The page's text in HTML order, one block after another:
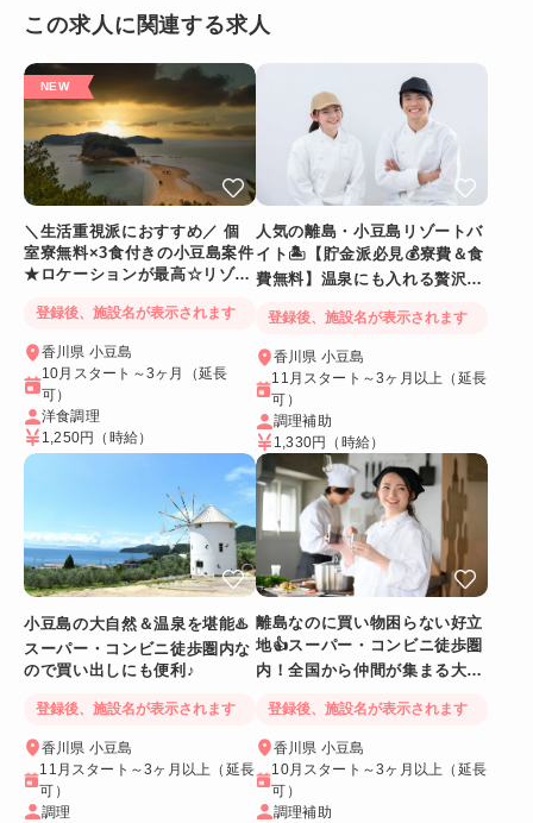
この求人に関連する求人
＼生活重視派におすすめ／ 個
室寮無料×3食付きの小豆島案件
★ロケーションが最高☆リゾー
登録後、施設名が表示されます
香川県 小豆島
10月スタート～3ヶ月（延長
可）
洋食調理
1,250円
（時給）
人気の離島・小豆島リゾートバ
イト🏝️【貯金派必見💰寮費＆食
費無料】温泉にも入れる贅沢特
登録後、施設名が表示されます
香川県 小豆島
11月スタート～3ヶ月以上（延長
可）
調理補助
1,330円
（時給）
小豆島の大自然＆温泉を堪能♨️
スーパー・コンビニ徒歩圏内な
ので買い出しにも便利♪
登録後、施設名が表示されます
香川県 小豆島
11月スタート～3ヶ月以上（延長
可）
調理
離島なのに買い物困らない好立
地👍スーパー・コンビニ徒歩圏
内！全国から仲間が集まる大型
登録後、施設名が表示されます
香川県 小豆島
10月スタート～3ヶ月以上（延長
可）
調理補助